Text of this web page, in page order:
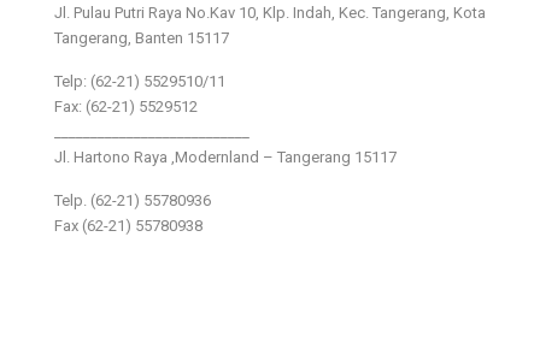
Jl. Pulau Putri Raya No.Kav 10, Klp. Indah, Kec. Tangerang, Kota
Tangerang, Banten 15117
Telp: (62-21) 5529510/11
Fax: (62-21) 5529512
Jl. Hartono Raya ,Modernland – Tangerang 15117
Telp. (62-21) 55780936
Fax (62-21) 55780938